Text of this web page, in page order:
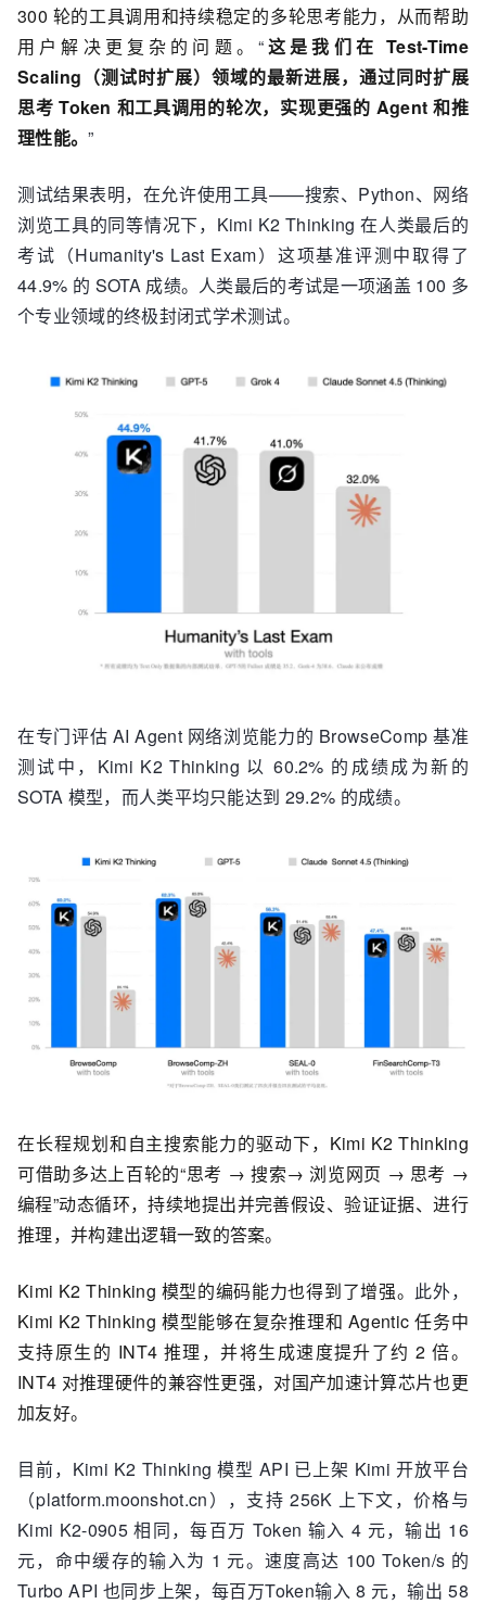
300 轮的工具调用和持续稳定的多轮思考能力，从而帮助
用户解决更复杂的问题。 “这是我们在 Test-Time
Scaling（测试时扩展）领域的最新进展，通过同时扩展
思考 Token 和工具调用的轮次，实现更强的 Agent 和推
理性能。”
测试结果表明，在允许使用工具——搜索、Python、网络
浏览工具的同等情况下，Kimi K2 Thinking 在人类最后的
考试（Humanity's Last Exam）这项基准评测中取得了
44.9% 的 SOTA 成绩。人类最后的考试是一项涵盖 100 多
个专业领域的终极封闭式学术测试。
在专门评估 AI Agent 网络浏览能力的 BrowseComp 基准
测试中，Kimi K2 Thinking 以 60.2% 的成绩成为新的
SOTA 模型，而人类平均只能达到 29.2% 的成绩。
在长程规划和自主搜索能力的驱动下，Kimi K2 Thinking
可借助多达上百轮的“思考 → 搜索→ 浏览网页 → 思考 →
编程”动态循环，持续地提出并完善假设、验证证据、进行
推理，并构建出逻辑一致的答案。
Kimi K2 Thinking 模型的编码能力也得到了增强。 此外，
Kimi K2 Thinking 模型能够在复杂推理和 Agentic 任务中
支持原生的 INT4 推理，并将生成速度提升了约 2 倍。
INT4 对推理硬件的兼容性更强，对国产加速计算芯片也更
加友好。
目前，Kimi K2 Thinking 模型 API 已上架 Kimi 开放平台
（platform.moonshot.cn），支持 256K 上下文，价格与
Kimi K2-0905 相同，每百万 Token 输入 4 元，输出 16
元，命中缓存的输入为 1 元。速度高达 100 Token/s 的
Turbo API 也同步上架，每百万Token输入 8 元，输出 58